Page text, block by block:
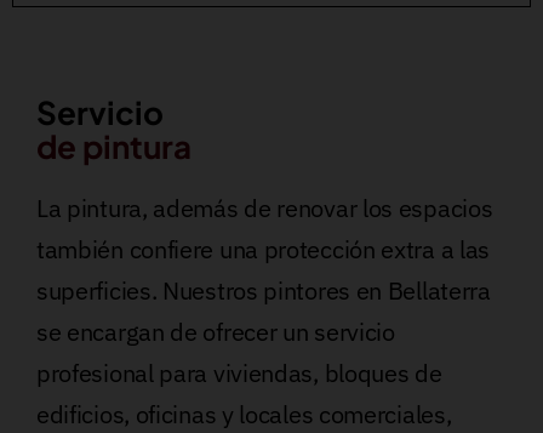
Servicio
de pintura
La pintura, además de renovar los espacios
también confiere una protección extra a las
superficies. Nuestros pintores en Bellaterra
se encargan de ofrecer un servicio
profesional para viviendas, bloques de
edificios, oficinas y locales comerciales,